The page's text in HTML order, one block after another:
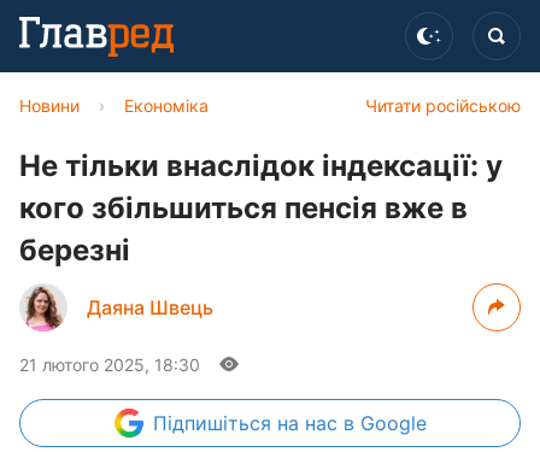
Читати російською
Новини › Економіка
Не тільки внаслідок індексації: у
кого збільшиться пенсія вже в
березні
Даяна Швець
21 лютого 2025, 18:30
Підпишіться на нас в Google